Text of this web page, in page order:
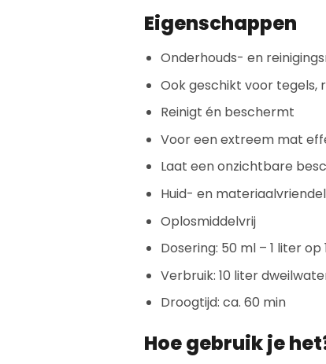
Eigenschappen
Onderhouds- en
Ook geschikt voor tegels,
Reinigt én beschermt
Voor een extreem mat
Laat een onzichtbare
Huid- en
Oplosmiddelvrij
Dosering: 50 ml – 1 liter
Verbruik: 10 liter
Droogtijd: ca. 60 min
Hoe gebruik je